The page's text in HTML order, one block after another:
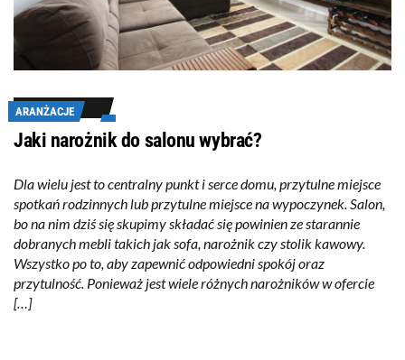
ARANŻACJE
Jaki narożnik do salonu wybrać?
Dla wielu jest to centralny punkt i serce domu, przytulne miejsce
spotkań rodzinnych lub przytulne miejsce na wypoczynek. Salon,
bo na nim dziś się skupimy składać się powinien ze starannie
dobranych mebli takich jak sofa, narożnik czy stolik kawowy.
Wszystko po to, aby zapewnić odpowiedni spokój oraz
przytulność. Ponieważ jest wiele różnych narożników w ofercie
[…]